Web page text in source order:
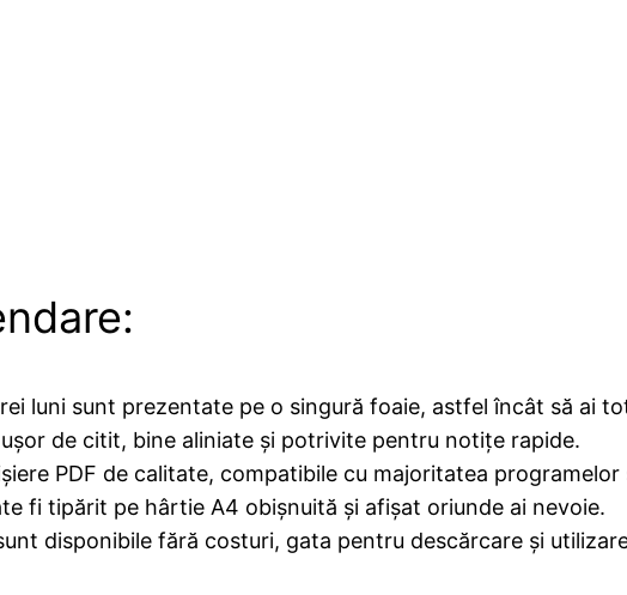
luni sunt prezentate pe o singură foaie, astfel încât să ai
de citit, bine aliniate și potrivite pentru notițe rapide.
PDF de calitate, compatibile cu majoritatea programelor
fi tipărit pe hârtie A4 obișnuită și afișat oriunde ai nevoie.
disponibile fără costuri, gata pentru descărcare și